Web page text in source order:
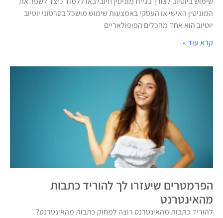
המוניטין האישי או העסקי באמצעות שימוש מושכל בסרטוני יוטיוב
יוטיוב הוא אחד מהכלים הפופולאריים
קרא עוד »
הפרמטרים שיעזרו לך להוריד כתבות
מהאינטרנט
להוריד כתבות מהאינטרנט רוצה למחוק כתבות מהאינטרנט?